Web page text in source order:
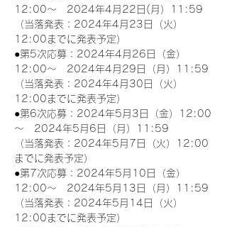
12:00～　2024年4月22日(月）11:59
（当落発表：2024年4月23日（火）
12:00までに発表予定）
●第5次応募：2024年4月26日（金）
12:00～　2024年4月29日（月）11:59
（当落発表：2024年4月30日（火）
12:00までに発表予定）
●第6次応募：2024年5月3日（金）12:00
～　2024年5月6日（月）11:59
（当落発表：2024年5月7日（火）12:00
までに発表予定）
●第7次応募：2024年5月10日（金）
12:00～　2024年5月13日（月）11:59
（当落発表：2024年5月14日（火）
12:00までに発表予定）